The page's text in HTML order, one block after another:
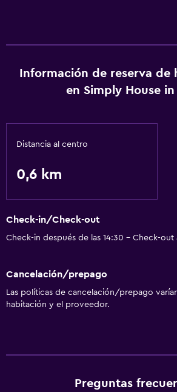
Información de reserva de
en Simply House in
Distancia al centro
0,6 km
Check-in/Check-out
Check-in después de las 14:30 - Check-out
Cancelación/prepago
Las políticas de cancelación/prepago
habitación y el proveedor.
Preguntas